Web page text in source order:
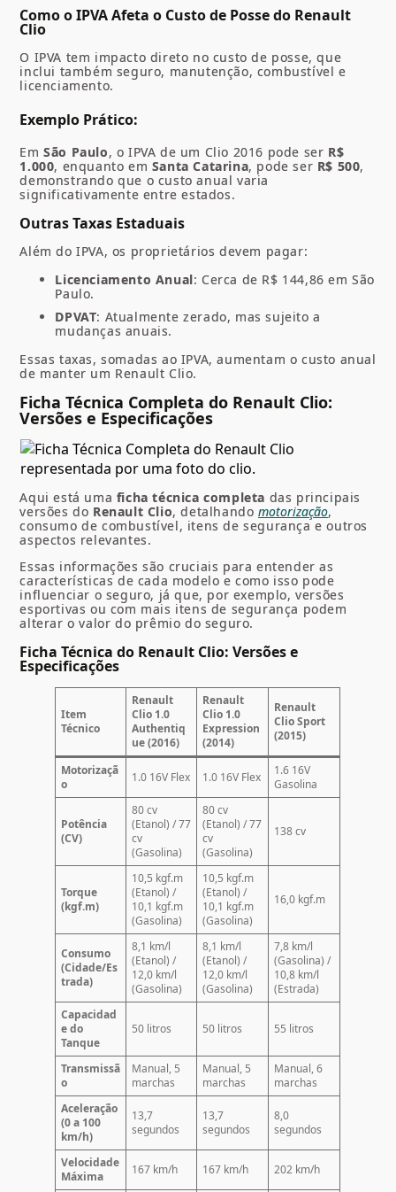
Como o IPVA Afeta o Custo de Posse do Renault
Clio
O IPVA tem impacto direto no custo de posse, que
inclui também seguro, manutenção, combustível e
licenciamento.
Exemplo Prático:
EmSão Paulo, o IPVA de um Clio 2016 pode ser R$
1.000, enquanto em Santa Catarina, pode ser R$ 500,
demonstrando que o custo anual varia
significativamente entre estados.
Outras Taxas Estaduais
Além do IPVA, os proprietários devem pagar:
Licenciamento Anual: Cerca de R$ 144,86 em São
Paulo.
DPVAT: Atualmente zerado, mas sujeito a
mudanças anuais.
Essas taxas, somadas ao IPVA, aumentam o custo anual
de manter um Renault Clio.
Ficha Técnica Completa do Renault Clio:
Versões e Especificações
Aqui está uma ficha técnica completa das principais
versões do Renault Clio, detalhandomotorização,
consumo de combustível, itens de segurança e outros
aspectos relevantes.
Essas informações são cruciais para entender as
características de cada modelo e como isso pode
influenciar o seguro, já que, por exemplo, versões
esportivas ou com mais itens de segurança podem
alterar o valor do prêmio do seguro.
Ficha Técnica do Renault Clio: Versões e
Especificações
Item
Técnico
Renault
Clio 1.0
Authentiq
ue (2016)
Renault
Clio 1.0
Expression
(2014)
Renault
Clio Sport
(2015)
Motorizaçã
o
1.0 16V Flex 1.0 16V Flex
1.6 16V
Gasolina
Potência
(CV)
80 cv
(Etanol) / 77
cv
(Gasolina)
80 cv
(Etanol) / 77
cv
(Gasolina)
138 cv
Torque
(kgf.m)
10,5 kgf.m
(Etanol) /
10,1 kgf.m
(Gasolina)
10,5 kgf.m
(Etanol) /
10,1 kgf.m
(Gasolina)
16,0 kgf.m
Consumo
(Cidade/Es
trada)
8,1 km/l
(Etanol) /
12,0 km/l
(Gasolina)
8,1 km/l
(Etanol) /
12,0 km/l
(Gasolina)
7,8 km/l
(Gasolina) /
10,8 km/l
(Estrada)
Capacidad
e do
Tanque
50 litros 50 litros 55 litros
Transmissã
o
Manual, 5
marchas
Manual, 5
marchas
Manual, 6
marchas
Aceleração
(0 a 100
km/h)
13,7
segundos
13,7
segundos
8,0
segundos
Velocidade
Máxima
167 km/h 167 km/h 202 km/h